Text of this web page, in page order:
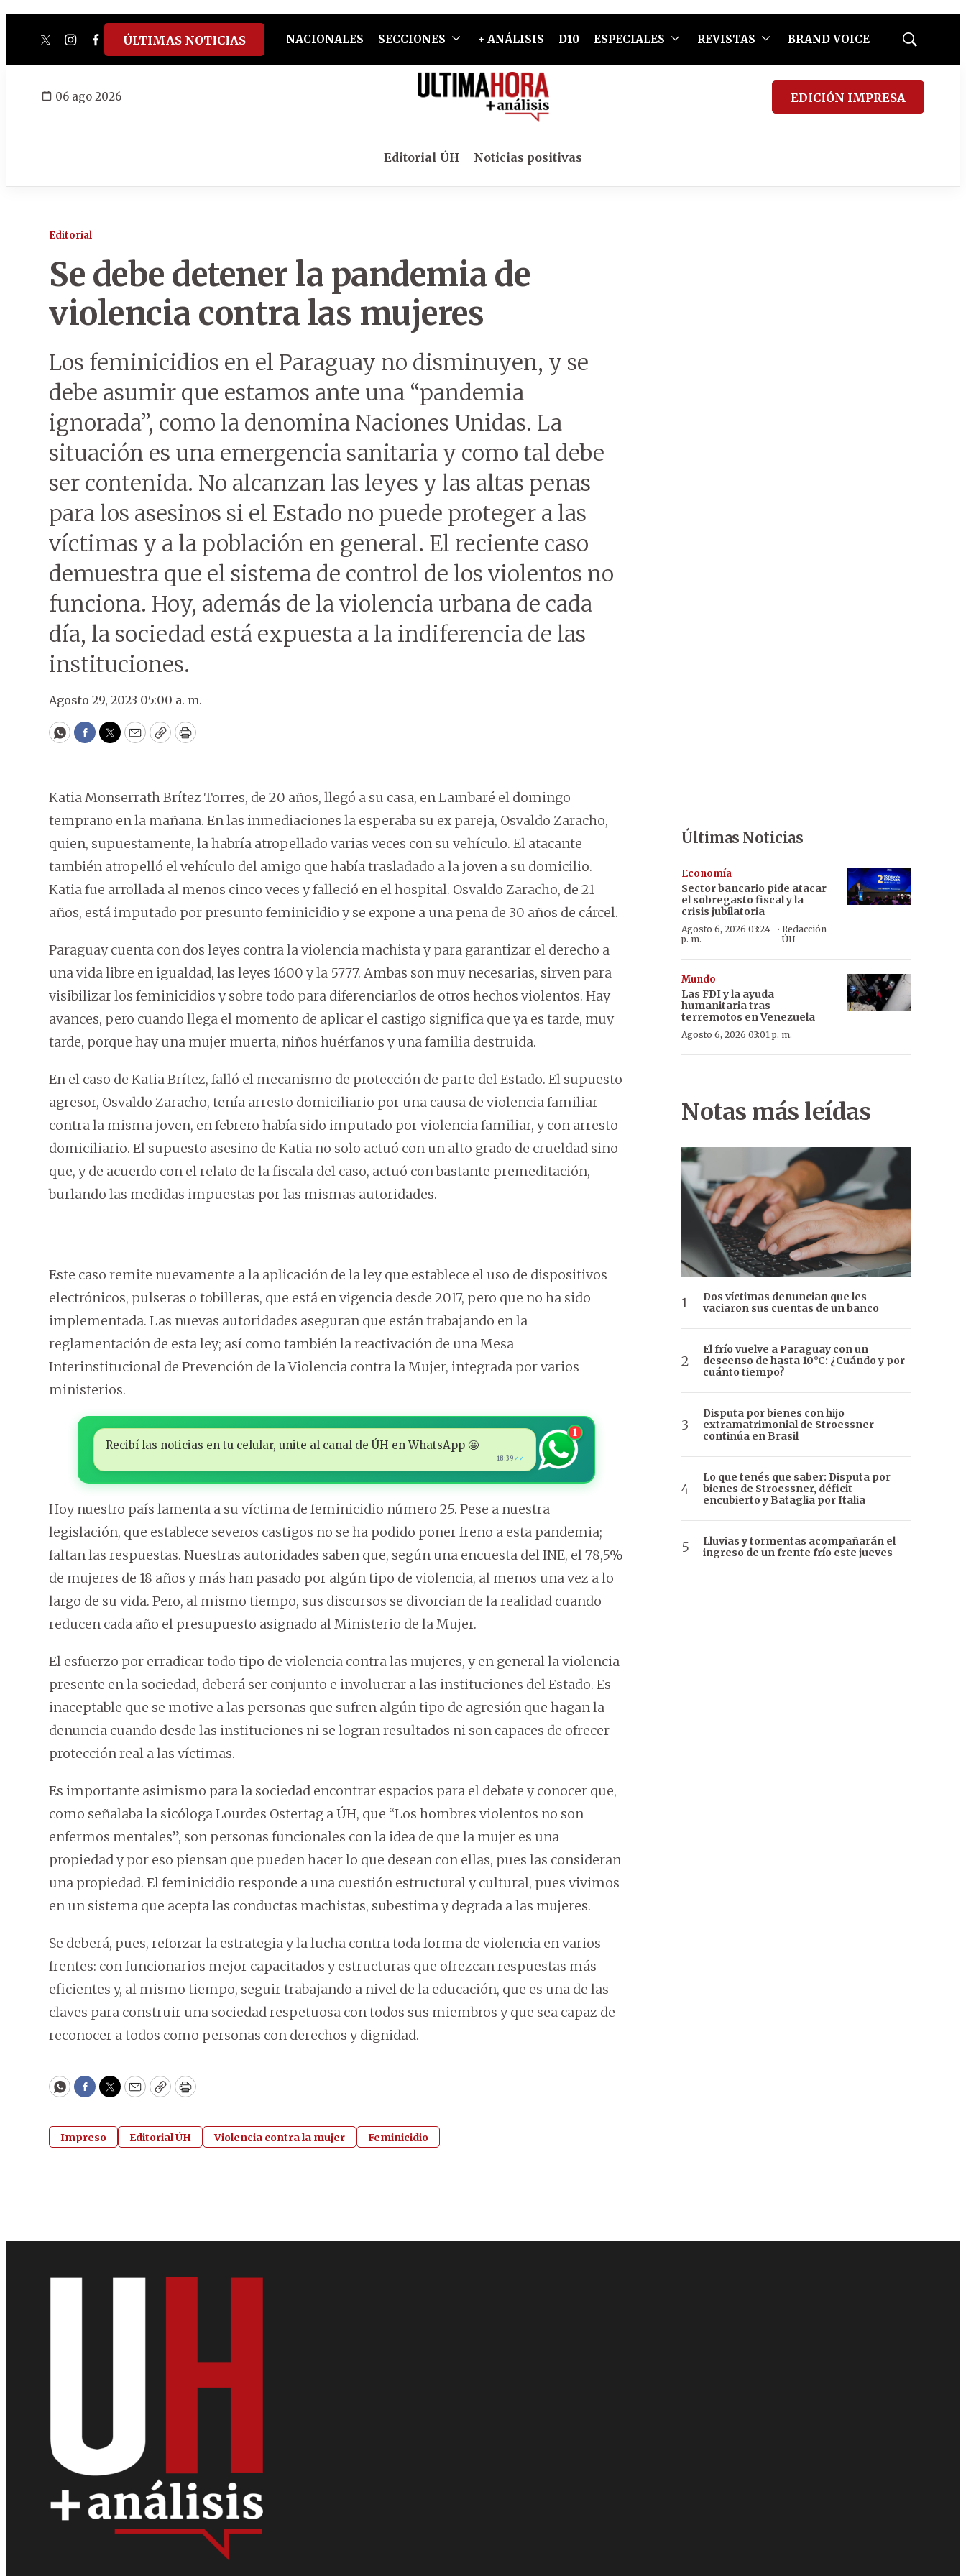
twitterinstagram
facebook
tiktokyoutube
spotify
ÚLTIMAS NOTICIAS NACIONALES SECCIONES + ANÁLISIS D10 ESPECIALES REVISTAS BRAND VOICE
Mostrar
06 ago 2026 EDICIÓN IMPRESA
Editorial ÚH Noticias positivas
Editorial
Se debe detener la pandemia de
violencia contra las mujeres
Los feminicidios en el Paraguay no disminuyen, y se
debe asumir que estamos ante una “pandemia
ignorada”, como la denomina Naciones Unidas. La
situación es una emergencia sanitaria y como tal debe
ser contenida. No alcanzan las leyes y las altas penas
para los asesinos si el Estado no puede proteger a las
víctimas y a la población en general. El reciente caso
demuestra que el sistema de control de los violentos no
funciona. Hoy, además de la violencia urbana de cada
día, la sociedad está expuesta a la indiferencia de las
instituciones.
Agosto 29, 2023 05:00 a. m.
WhatsApp
Facebook
Twitter
EmailCopyPrint
Katia Monserrath Brítez Torres, de 20 años, llegó a su casa, en Lambaré el domingo
temprano en la mañana. En las inmediaciones la esperaba su ex pareja, Osvaldo Zaracho,
quien, supuestamente, la habría atropellado varias veces con su vehículo. El atacante
también atropelló el vehículo del amigo que había trasladado a la joven a su domicilio.
Katia fue arrollada al menos cinco veces y falleció en el hospital. Osvaldo Zaracho, de 21
años, está imputado por presunto feminicidio y se expone a una pena de 30 años de cárcel.
Paraguay cuenta con dos leyes contra la violencia machista y para garantizar el derecho a
una vida libre en igualdad, las leyes 1600 y la 5777. Ambas son muy necesarias, sirven para
visibilizar los feminicidios y sobre todo para diferenciarlos de otros hechos violentos. Hay
avances, pero cuando llega el momento de aplicar el castigo significa que ya es tarde, muy
tarde, porque hay una mujer muerta, niños huérfanos y una familia destruida.
En el caso de Katia Brítez, falló el mecanismo de protección de parte del Estado. El supuesto
agresor, Osvaldo Zaracho, tenía arresto domiciliario por una causa de violencia familiar
contra la misma joven, en febrero había sido imputado por violencia familiar, y con arresto
domiciliario. El supuesto asesino de Katia no solo actuó con un alto grado de crueldad sino
que, y de acuerdo con el relato de la fiscala del caso, actuó con bastante premeditación,
burlando las medidas impuestas por las mismas autoridades.
Este caso remite nuevamente a la aplicación de la ley que establece el uso de dispositivos
electrónicos, pulseras o tobilleras, que está en vigencia desde 2017, pero que no ha sido
implementada. Las nuevas autoridades aseguran que están trabajando en la
reglamentación de esta ley; así como también la reactivación de una Mesa
Interinstitucional de Prevención de la Violencia contra la Mujer, integrada por varios
ministerios.
Recibí las noticias en tu celular, unite al canal de ÚH en WhatsApp 🤩
18:39 ✓✓
1
Hoy nuestro país lamenta a su víctima de feminicidio número 25. Pese a nuestra
legislación, que establece severos castigos no se ha podido poner freno a esta pandemia;
faltan las respuestas. Nuestras autoridades saben que, según una encuesta del INE, el 78,5%
de mujeres de 18 años y más han pasado por algún tipo de violencia, al menos una vez a lo
largo de su vida. Pero, al mismo tiempo, sus discursos se divorcian de la realidad cuando
reducen cada año el presupuesto asignado al Ministerio de la Mujer.
El esfuerzo por erradicar todo tipo de violencia contra las mujeres, y en general la violencia
presente en la sociedad, deberá ser conjunto e involucrar a las instituciones del Estado. Es
inaceptable que se motive a las personas que sufren algún tipo de agresión que hagan la
denuncia cuando desde las instituciones ni se logran resultados ni son capaces de ofrecer
protección real a las víctimas.
Es importante asimismo para la sociedad encontrar espacios para el debate y conocer que,
como señalaba la sicóloga Lourdes Ostertag a ÚH, que “Los hombres violentos no son
enfermos mentales”, son personas funcionales con la idea de que la mujer es una
propiedad y por eso piensan que pueden hacer lo que desean con ellas, pues las consideran
una propiedad. El feminicidio responde a una cuestión estructural y cultural, pues vivimos
en un sistema que acepta las conductas machistas, subestima y degrada a las mujeres.
Se deberá, pues, reforzar la estrategia y la lucha contra toda forma de violencia en varios
frentes: con funcionarios mejor capacitados y estructuras que ofrezcan respuestas más
eficientes y, al mismo tiempo, seguir trabajando a nivel de la educación, que es una de las
claves para construir una sociedad respetuosa con todos sus miembros y que sea capaz de
reconocer a todos como personas con derechos y dignidad.
WhatsApp
Facebook
Twitter
EmailCopyPrint
Impreso Editorial ÚH Violencia contra la mujer Feminicidio
Últimas Noticias
Economía
Sector bancario pide atacar
el sobregasto fiscal y la
crisis jubilatoria
Agosto 6, 2026 03:24
p. m.
· Redacción
ÚH
Mundo
Las FDI y la ayuda
humanitaria tras
terremotos en Venezuela
Agosto 6, 2026 03:01 p. m.
Notas más leídas
Dos víctimas denuncian que les
vaciaron sus cuentas de un banco
El frío vuelve a Paraguay con un
descenso de hasta 10°C: ¿Cuándo y por
cuánto tiempo?
Disputa por bienes con hijo
extramatrimonial de Stroessner
continúa en Brasil
Lo que tenés que saber: Disputa por
bienes de Stroessner, déficit
encubierto y Bataglia por Italia
Lluvias y tormentas acompañarán el
ingreso de un frente frío este jueves